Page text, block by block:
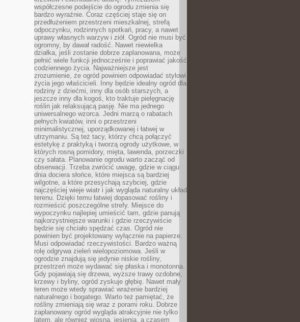
współczesne podejście do ogrodu zmienia się
bardzo wyraźnie. Coraz częściej staje się on
przedłużeniem przestrzeni mieszkalnej, strefą
odpoczynku, rodzinnych spotkań, pracy, a nawet
uprawy własnych warzyw i ziół. Ogród nie musi być
ogromny, by dawał radość. Nawet niewielka
działka, jeśli zostanie dobrze zaplanowana, może
pełnić wiele funkcji jednocześnie i poprawiać jakość
codziennego życia. Najważniejsze jest
zrozumienie, że ogród powinien odpowiadać stylowi
życia jego właścicieli. Inny będzie idealny ogród dla
rodziny z dziećmi, inny dla osób starszych, a
jeszcze inny dla kogoś, kto traktuje pielęgnację
roślin jak relaksującą pasję. Nie ma jednego
uniwersalnego wzorca. Jedni marzą o rabatach
pełnych kwiatów, inni o przestrzeni
minimalistycznej, uporządkowanej i łatwej w
utrzymaniu. Są też tacy, którzy chcą połączyć
estetykę z praktyką i tworzą ogrody użytkowe, w
których rosną pomidory, mięta, lawenda, porzeczki
czy sałata. Planowanie ogrodu warto zacząć od
obserwacji. Trzeba zwrócić uwagę, gdzie w ciągu
dnia dociera słońce, które miejsca są bardziej
wilgotne, a które przesychają szybciej, gdzie
najczęściej wieje wiatr i jak wygląda naturalny układ
terenu. Dzięki temu łatwiej dopasować rośliny i
rozmieścić poszczególne strefy. Miejsce do
wypoczynku najlepiej umieścić tam, gdzie panują
najkorzystniejsze warunki i gdzie rzeczywiście
będzie się chciało spędzać czas. Ogród nie
powinien być projektowany wyłącznie na papierze.
Musi odpowiadać rzeczywistości. Bardzo ważną
rolę odgrywa zieleń wielopoziomowa. Jeśli w
ogrodzie znajdują się jedynie niskie rośliny,
przestrzeń może wydawać się płaska i monotonna.
Gdy pojawiają się drzewa, wyższe trawy ozdobne,
krzewy i byliny, ogród zyskuje głębię. Nawet mały
teren może wtedy sprawiać wrażenie bardziej
naturalnego i bogatego. Warto też pamiętać, że
rośliny zmieniają się wraz z porami roku. Dobrze
zaplanowany ogród wygląda atrakcyjnie nie tylko
latem, ale również wiosną, jesienią, a czasem